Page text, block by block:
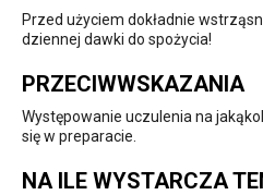
Przed użyciem dokładnie
dziennej dawki do spożycia!
PRZECIWWSKAZANIA
Występowanie uczulenia na
się w preparacie.
NA ILE WYSTARCZA